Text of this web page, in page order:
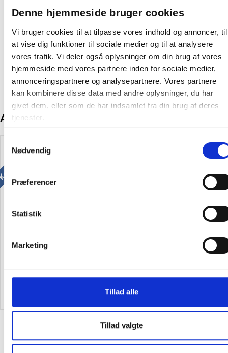
Denne hjemmeside bruger cookies
Vi bruger cookies til at tilpasse vores indhold og annoncer, til
at vise dig funktioner til sociale medier og til at analysere
vores trafik. Vi deler også oplysninger om din brug af vores
hjemmeside med vores partnere inden for sociale medier,
annonceringspartnere og analysepartnere. Vores partnere
kan kombinere disse data med andre oplysninger, du har
givet dem, eller som de har indsamlet fra din brug af deres
tjenester.
Nødvendig
Præferencer
Statistik
Marketing
Tillad alle
Tillad valgte
Farve: Hvid
Producent: Herma
Variant: Laser etiketter
Andre kunder købte også
mere og spar
Multicopy kopipapir A4 90g,
Multicopy kopipapir A4 80g,
Alternativer til varen